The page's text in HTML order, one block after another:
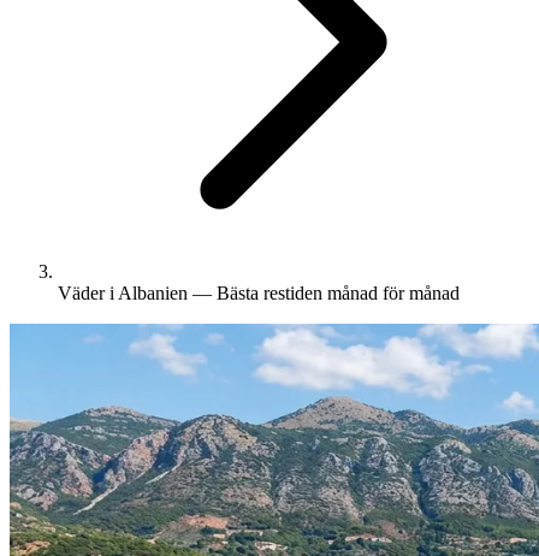
Väder i Albanien — Bästa restiden månad för månad